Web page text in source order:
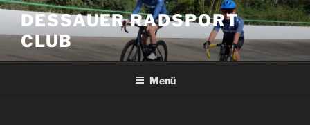
Zum
Inhalt
springen
DESSAUER RADSPORT
CLUB
Menü